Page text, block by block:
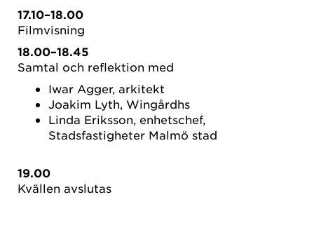
17.10–18.00
Filmvisning
18.00–18.45
Samtal och reflektion med
Iwar Agger, arkitekt
Joakim Lyth, Wingårdhs
Linda Eriksson, enhetschef,
Stadsfastigheter Malmö stad
19.00
Kvällen avslutas